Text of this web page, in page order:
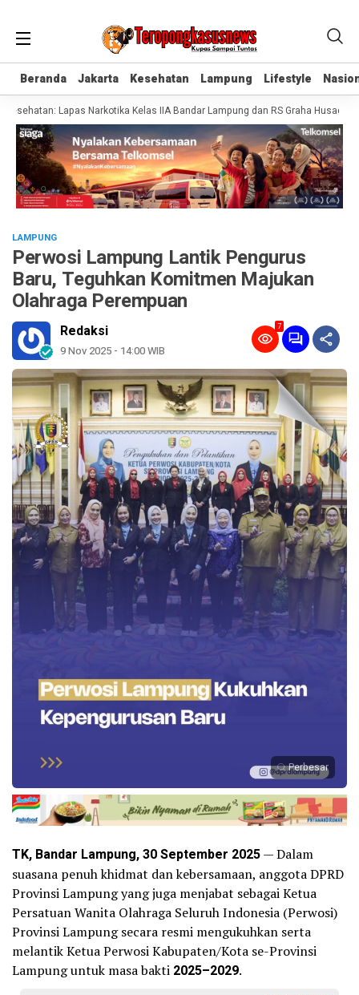
Beranda Jakarta Kesehatan Lampung Lifestyle
Beranda Jakarta Kesehatan Lampung Lifestyle
Lapas Narkotika Kelas IIA Bandar Lampung dan RS Graha Husada
LAMPUNG
Perwosi Lampung Lantik Pengurus
Baru, Teguhkan Komitmen Majukan
Olahraga Perempuan
Redaksi
9 Nov 2025 - 14:00 WIB
7
Perbesar
TK, Bandar Lampung, 30 September 2025— Dalam
suasana penuh khidmat dan kebersamaan, anggota DPRD
Provinsi Lampung yang juga menjabat sebagai Ketua
Persatuan Wanita Olahraga Seluruh Indonesia (Perwosi)
Provinsi Lampung secara resmi mengukuhkan serta
melantik Ketua Perwosi Kabupaten/Kota se-Provinsi
Lampung untuk masa bakti 2025–2029.